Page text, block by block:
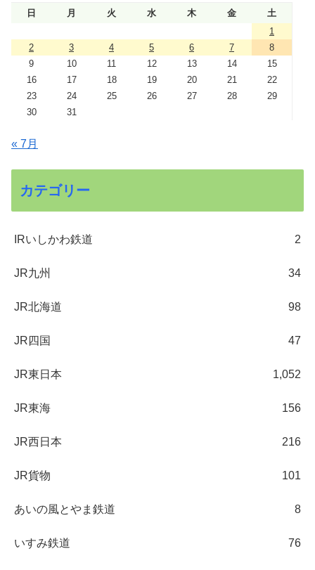
日 月 火 水 木 金
土
1
2
3 4 5 6 7
8
9
10 11 12 13 14
15
16
17 18 19 20 21
22
23
24 25 26 27 28
29
30
31
« 7月
カテゴリー
IRいしかわ鉄道 2
JR九州 34
JR北海道 98
JR四国 47
JR東日本 1,052
JR東海 156
JR西日本 216
JR貨物 101
あいの風とやま鉄道 8
いすみ鉄道 76